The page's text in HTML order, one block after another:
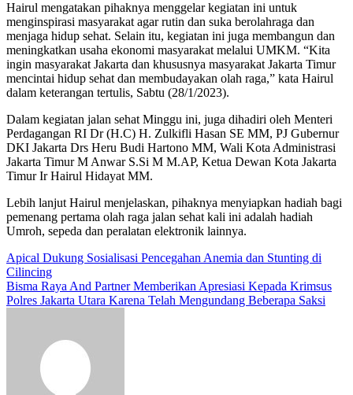
Hairul mengatakan pihaknya menggelar kegiatan ini untuk
menginspirasi masyarakat agar rutin dan suka berolahraga dan
menjaga hidup sehat. Selain itu, kegiatan ini juga membangun dan
meningkatkan usaha ekonomi masyarakat melalui UMKM. “Kita
ingin masyarakat Jakarta dan khususnya masyarakat Jakarta Timur
mencintai hidup sehat dan membudayakan olah raga,” kata Hairul
dalam keterangan tertulis, Sabtu (28/1/2023).
Dalam kegiatan jalan sehat Minggu ini, juga dihadiri oleh Menteri
Perdagangan RI Dr (H.C) H. Zulkifli Hasan SE MM, PJ Gubernur
DKI Jakarta Drs Heru Budi Hartono MM, Wali Kota Administrasi
Jakarta Timur M Anwar S.Si M M.AP, Ketua Dewan Kota Jakarta
Timur Ir Hairul Hidayat MM.
Lebih lanjut Hairul menjelaskan, pihaknya menyiapkan hadiah bagi
pemenang pertama olah raga jalan sehat kali ini adalah hadiah
Umroh, sepeda dan peralatan elektronik lainnya.
Navigasi
pos
Apical Dukung Sosialisasi Pencegahan Anemia dan Stunting di
Cilincing
Bisma Raya And Partner Memberikan Apresiasi Kepada Krimsus
Polres Jakarta Utara Karena Telah Mengundang Beberapa Saksi